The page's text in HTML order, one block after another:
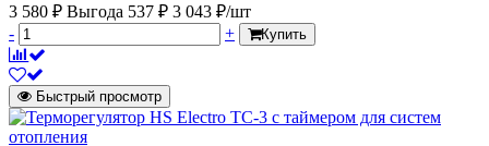
3 580 ₽ Выгода 537 ₽ 3 043 ₽/шт
-
+ Купить
Быстрый просмотр